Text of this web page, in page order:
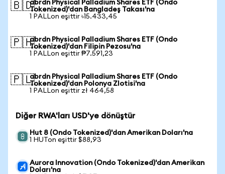
🇧🇩abrdn Physical Palladium Shares ETF (Ondo
Tokenized)'dan Bangladeş Takası'na
1 PALLon eşittir ৳15.433,45
🇵🇭abrdn Physical Palladium Shares ETF (Ondo
Tokenized)'dan Filipin Pezosu'na
1 PALLon eşittir ₱7.591,23
🇵🇱abrdn Physical Palladium Shares ETF (Ondo
Tokenized)'dan Polonya Zlotisi'na
1 PALLon eşittir zł 464,58
Diğer RWA'ları USD'ye dönüştür
Hut 8 (Ondo Tokenized)'dan Amerikan Doları'na
1 HUTon eşittir $88,93
Aurora Innovation (Ondo Tokenized)'dan Amerikan
Doları'na